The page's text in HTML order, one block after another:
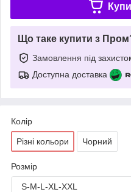
Що таке купити з
Замовлення під
Доступна доставка
Колір
Різні кольори Чорний
Розмір
S-M-L-XL-XXL